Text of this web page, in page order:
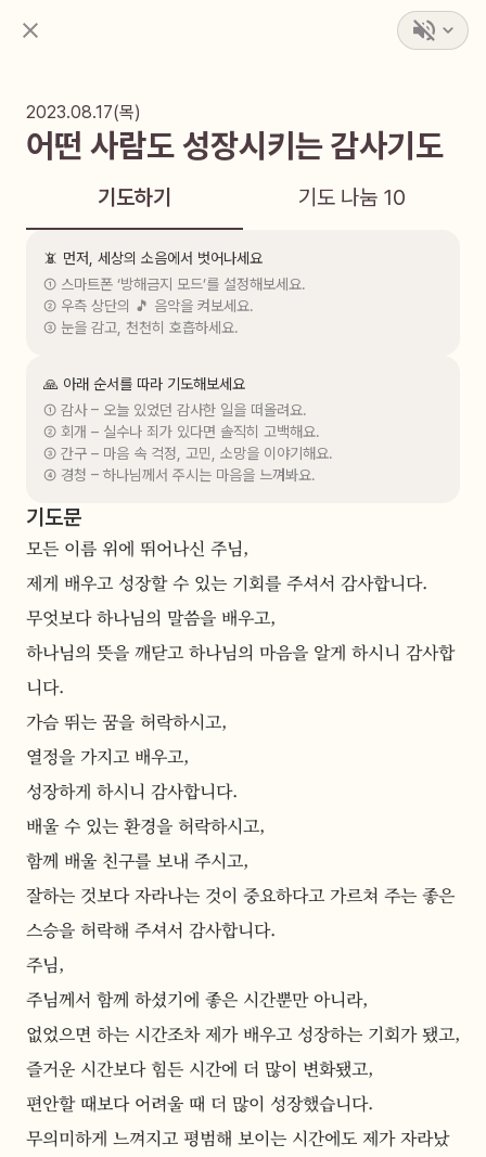
2023.08.17(목)
어떤 사람도 성장시키는 감사기도
기도하기 기도 나눔 10
📵 먼저, 세상의 소음에서 벗어나세요
① 스마트폰 ‘방해금지 모드’를 설정해보세요.
② 우측 상단의 🎵 음악을 켜보세요.
③ 눈을 감고, 천천히 호흡하세요.
🙏 아래 순서를 따라 기도해보세요
① 감사 – 오늘 있었던 감사한 일을 떠올려요.
② 회개 – 실수나 죄가 있다면 솔직히 고백해요.
③ 간구 – 마음 속 걱정, 고민, 소망을 이야기해요.
④ 경청 – 하나님께서 주시는 마음을 느껴봐요.
기도문
모든 이름 위에 뛰어나신 주님,
제게 배우고 성장할 수 있는 기회를 주셔서 감사합니다.
무엇보다 하나님의 말씀을 배우고,
하나님의 뜻을 깨닫고 하나님의 마음을 알게 하시니 감사합
니다.
가슴 뛰는 꿈을 허락하시고,
열정을 가지고 배우고,
성장하게 하시니 감사합니다.
배울 수 있는 환경을 허락하시고,
함께 배울 친구를 보내 주시고,
잘하는 것보다 자라나는 것이 중요하다고 가르쳐 주는 좋은
스승을 허락해 주셔서 감사합니다.
주님,
주님께서 함께 하셨기에 좋은 시간뿐만 아니라,
없었으면 하는 시간조차 제가 배우고 성장하는 기회가 됐고,
즐거운 시간보다 힘든 시간에 더 많이 변화됐고,
편안할 때보다 어려울 때 더 많이 성장했습니다.
무의미하게 느껴지고 평범해 보이는 시간에도 제가 자라났